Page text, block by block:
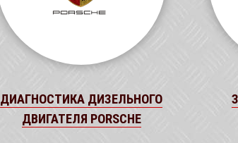
ДИАГНОСТИКА ДИЗЕЛЬНОГО
ДВИГАТЕЛЯ PORSCHE